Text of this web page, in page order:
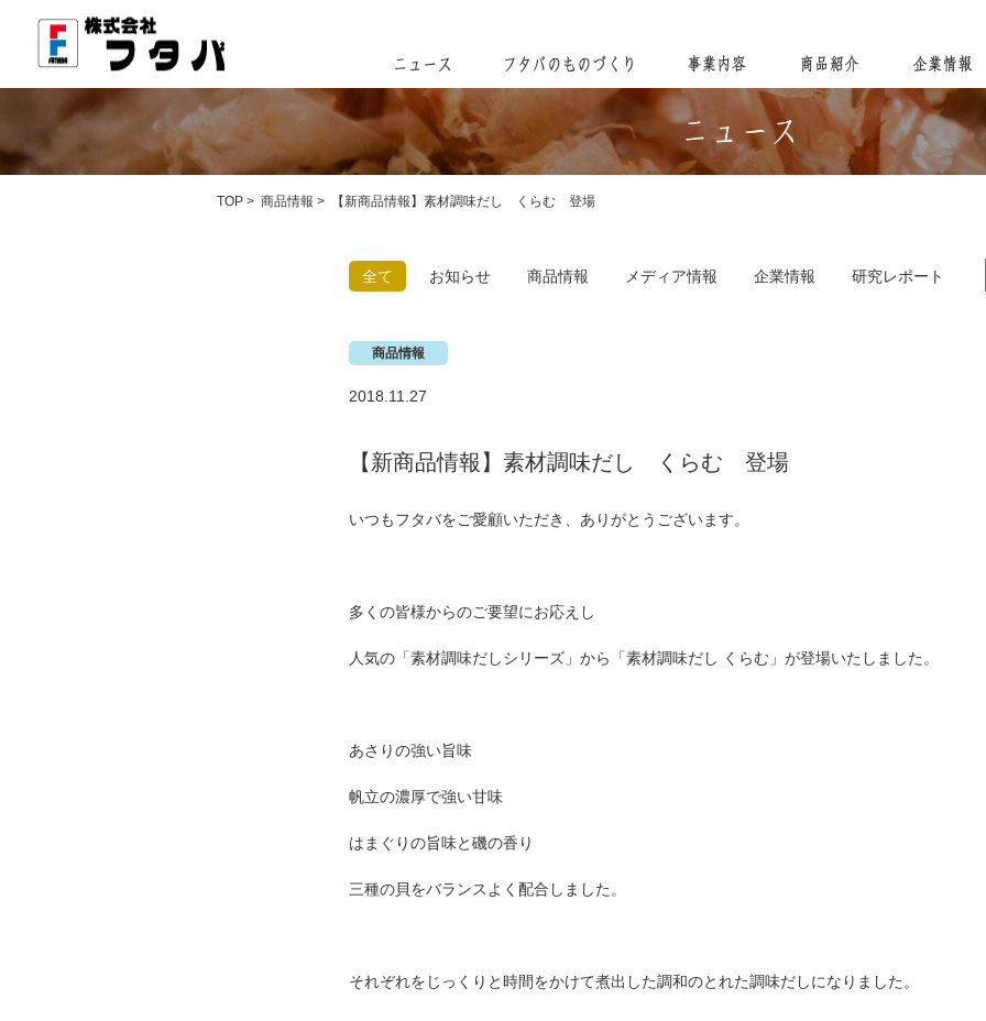
TOP > 商品情報 > 【新商品情報】素材調味だし くらむ 登場
全て お知らせ 商品情報 メディア情報 企業情報 研究レポート
商品情報
2018.11.27
【新商品情報】素材調味だし くらむ 登場
いつもフタバをご愛顧いただき、ありがとうございます。
多くの皆様からのご要望にお応えし
人気の「素材調味だしシリーズ」から「素材調味だし くらむ」が登場いたしました。
あさりの強い旨味
帆立の濃厚で強い甘味
はまぐりの旨味と磯の香り
三種の貝をバランスよく配合しました。
それぞれをじっくりと時間をかけて煮出した調和のとれた調味だしになりました。